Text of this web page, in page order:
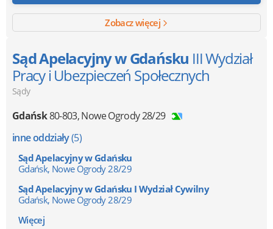
Zobacz więcej
Sąd Apelacyjny w Gdańsku III Wydział
Pracy i Ubezpieczeń Społecznych
Sądy
Gdańsk80-803,Nowe Ogrody 28/29
inne oddziały(5)
Sąd Apelacyjny w Gdańsku
Gdańsk, Nowe Ogrody 28/29
Sąd Apelacyjny w Gdańsku I Wydział Cywilny
Gdańsk, Nowe Ogrody 28/29
Więcej